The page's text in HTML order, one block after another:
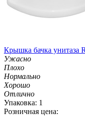
Крышка бачка унитаза
Ужасно
Плохо
Нормально
Хорошо
Отлично
Упаковка: 1
Розничная цена: